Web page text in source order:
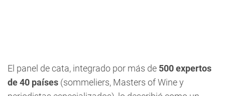
El panel de cata, integrado por más de 500 expertos
de 40 países (sommeliers, Masters of Wine y